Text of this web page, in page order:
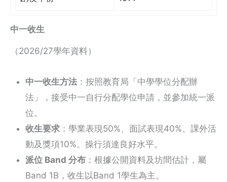
中一收生
（2026/27學年資料）
中一收生方法 ：按照教育局「中學學位分配辦
法」，接受中一自行分配學位申請，並參加統一派
位。
收生要求 ：學業表現50%、面試表現40%、課外活
動及獎項10%。操行須達良好水平。
派位 Band 分布 ：根據公開資料及坊間估計，屬
Band 1B，收生以Band 1學生為主。